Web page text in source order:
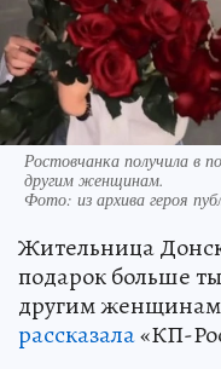
Ростовчанка получила в
другим женщинам.
Фото: из архива героя
Жительница
подарок больше
другим
рассказала«КП-